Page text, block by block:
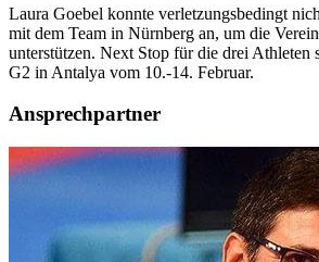
Laura Goebel konnte verletzungsbedingt
mit dem Team in Nürnberg an, um die
unterstützen. Next Stop für die drei Athleten
G2 in Antalya vom 10.-14. Februar.
Ansprechpartner